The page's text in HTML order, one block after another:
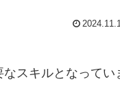
スキルとなってい